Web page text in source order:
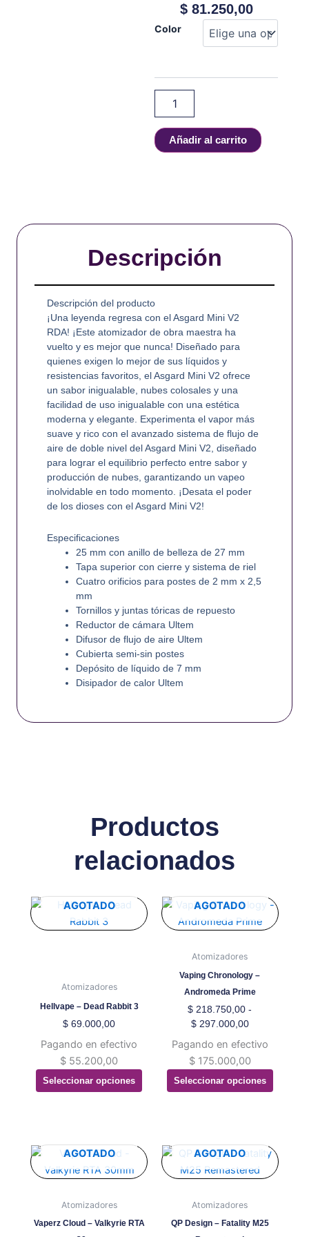
$81.250,00
Color
Vaperz
Mini
V2
cantidad
Añadir al carrito
Descripción
Descripción del producto
¡Una leyenda regresa con el Asgard Mini V2
RDA! ¡Este atomizador de obra maestra ha
vuelto y es mejor que nunca! Diseñado para
quienes exigen lo mejor de sus líquidos y
resistencias favoritos, el Asgard Mini V2 ofrece
un sabor inigualable, nubes colosales y una
facilidad de uso inigualable con una estética
moderna y elegante. Experimenta el vapor más
suave y rico con el avanzado sistema de flujo de
aire de doble nivel del Asgard Mini V2, diseñado
para lograr el equilibrio perfecto entre sabor y
producción de nubes, garantizando un vapeo
inolvidable en todo momento. ¡Desata el poder
de los dioses con el Asgard Mini V2!
Especificaciones
25 mm con anillo de belleza de 27 mm
Tapa superior con cierre y sistema de riel
Cuatro orificios para postes de 2 mm x 2,5
mm
Tornillos y juntas tóricas de repuesto
Reductor de cámara Ultem
Difusor de flujo de aire Ultem
Cubierta semi-sin postes
Depósito de líquido de 7 mm
Disipador de calor Ultem
Productos
relacionados
AGOTADO
Atomizadores
Hellvape – Dead Rabbit 3
$ 69.000,00
Pagando en efectivo
$ 55.200,00
Seleccionar opciones
Este
producto
Las
opciones
se
en
la
AGOTADO
Atomizadores
Vaping Chronology –
Andromeda Prime
$ 218.750,00 -
$297.000,00
Rango
de
precios:
hasta
$ 297.000,00
Pagando en efectivo
$175.000,00
Seleccionar opciones
Este
producto
múltiples
variantes.
Las
opciones
se
en
la
AGOTADO
Atomizadores
Vaperz Cloud – Valkyrie RTA
Este
producto
múltiples
variantes.
AGOTADO
Atomizadores
QP Design – Fatality M25
Este
producto
múltiples
variantes.